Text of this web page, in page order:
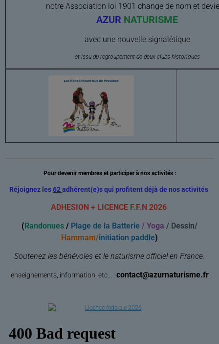
notre Association loi 1901 change de nom et
AZUR NATURISME
avec une nouvelle signalétique
et issu du regroupement de deux clubs historiques
Pour devenir membres et participer à nos activités :
Réjoignez les62adhérent(e)s qui profitent déjà de nos activités
ADHESION + LICENCE F.F.N 2026
( Randonues / Plage de la Batterie / Yoga / Dessin/
Hammam/initiation paddle)
Soutenez les bénévoles et le naturisme officiel en France.
enseignements, information, etc... : contact@azurnaturisme.fr